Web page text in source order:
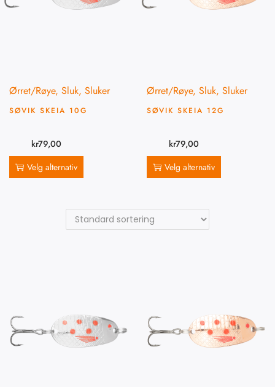
Ørret/Røye, Sluk, Sluker
SØVIK SKEIA 10G
kr79,00
Velg alternativ
Ørret/Røye, Sluk, Sluker
SØVIK SKEIA 12G
kr79,00
Velg alternativ